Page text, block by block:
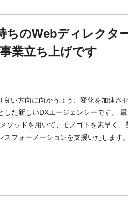
ちのWebディレクタ
業立ち上げです
い方向に向かうよう、変化を加速さ
した新しいDXエージェンシーです。
ソッドを用いて、モノゴトを素早く、
フォーメーションを支援いたします。